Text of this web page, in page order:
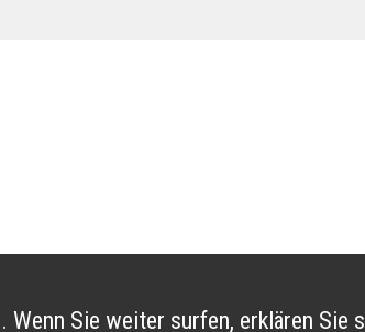
Sie weiter surfen, erklären Sie